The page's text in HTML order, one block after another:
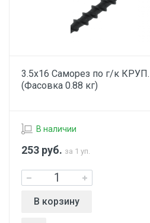
3.5х16 Саморез по г/к
(Фасовка 0.88 кг)
В наличии
253 руб. за 1 уп.
В корзину